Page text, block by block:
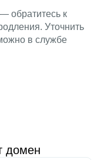
обратитесь к
Уточнить
в службе
домен